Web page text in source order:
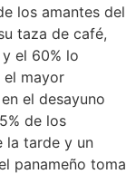
los amantes del
taza de café,
el 60% lo
el mayor
el desayuno
de los
la tarde y un
panameño toma